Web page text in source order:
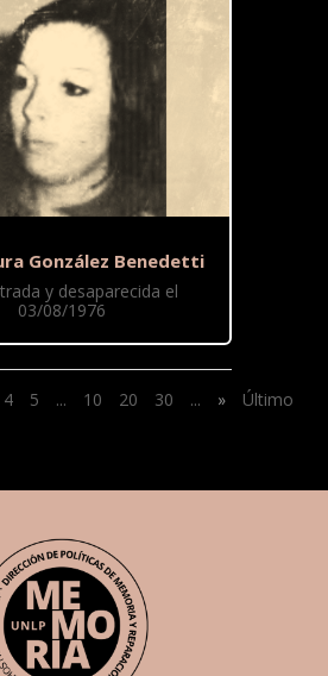
González Benedetti
y desaparecida el
03/08/1976
4 5 ... 10 20 30 ... » Último